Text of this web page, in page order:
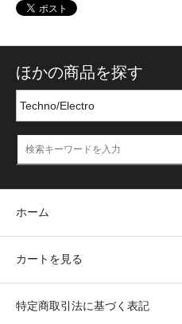
ほかの商品を探す
ホーム
カートを見る
特定商取引法に基づく表記